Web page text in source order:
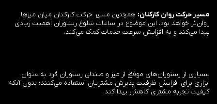
مسیر حرکت روان کارکنان: همچنین مسیر حرکت کارکنان میان میزها
روان‌تر خواهد بود. این موضوع در ساعات شلوغ رستوران اهمیت زیادی
پیدا می‌کند و به افزایش سرعت خدمات کمک می‌کند.
بسیاری از رستوران‌های موفق از میز و صندلی رستوران گرد به عنوان
ابزاری برای افزایش ظرفیت پذیرش مشتریان استفاده می‌کنند؛ بدون آنکه
کیفیت تجربه مشتری کاهش پیدا کند.